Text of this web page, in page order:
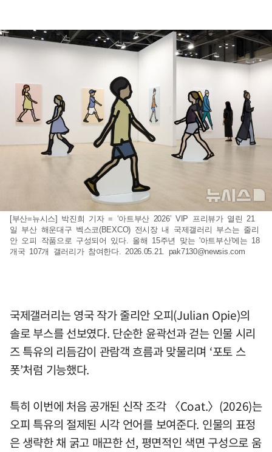
[부산=뉴시스] 박진희 기자 = ‘아트부산 2026’ VIP 프리뷰가 열린 21
일 부산 해운대구 벡스코(BEXCO) 전시장 내 국제갤러리 부스는 줄리
안 오피 작품으로 구성되어 있다. 올해 15주년 맞는 '아트부산'에는 18
개국 107개 갤러리가 참여한다. 2026.05.21. pak7130@newsis.com
국제갤러리는 영국 작가 줄리안 오피(Julian Opie)의
솔로 부스를 선보였다. 단순한 윤곽선과 걷는 인물 시리
즈 특유의 리듬감이 관람객 흐름과 맞물리며 ‘포토 스
폿’처럼 기능했다.
특히 이번에 처음 공개된 신작 조각 〈Coat.〉(2026)는
오피 특유의 절제된 시각 언어를 보여준다. 인물의 표정
은 생략한 채 굵고 매끈한 선, 평면적인 색면 구성으로 움